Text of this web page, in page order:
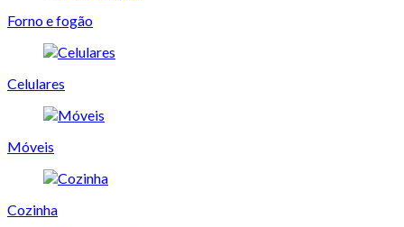
Forno e fogão
Celulares
Móveis
Cozinha